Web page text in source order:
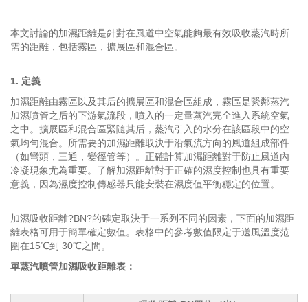
本文討論的加濕距離是針對在風道中空氣能夠最有效吸收蒸汽時所
需的距離，包括霧區，擴展區和混合區。
1. 定義
加濕距離由霧區以及其后的擴展區和混合區組成，霧區是緊鄰蒸汽
加濕噴管之后的下游氣流段，噴入的一定量蒸汽完全進入系統空氣
之中。擴展區和混合區緊隨其后，蒸汽引入的水分在該區段中的空
氣均勻混合。所需要的加濕距離取決于沿氣流方向的風道組成部件
（如彎頭，三通，變徑管等）。正確計算加濕距離對于防止風道內
冷凝現象尤為重要。了解加濕距離對于正確的濕度控制也具有重要
意義，因為濕度控制傳感器只能安裝在濕度值平衡穩定的位置。
加濕吸收距離?BN?的確定取決于一系列不同的因素，下面的加濕距
離表格可用于簡單確定數值。表格中的參考數值限定于送風溫度范
圍在15℃到 30℃之間。
單蒸汽噴管加濕吸收距離表：